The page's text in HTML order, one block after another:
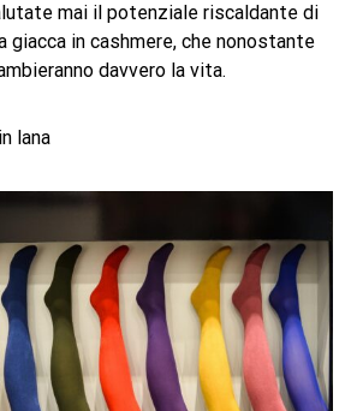
mai il potenziale riscaldante di
giacca in cashmere, che nonostante
davvero la vita.
lana